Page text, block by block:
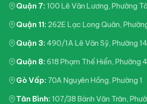
Quận 7: 100 Lê Văn Lương, Phường
Quận 11: 262E Lạc Long Quân,
Quận 3: 490/1A Lê Văn Sỹ, Phường 14
Quận 8: 618 Phạm Thế Hiển, Phường 4
Gò Vấp: 70A Nguyên Hồng, Phường 1
Tân Bình: 107/38 Bành Văn Trân,